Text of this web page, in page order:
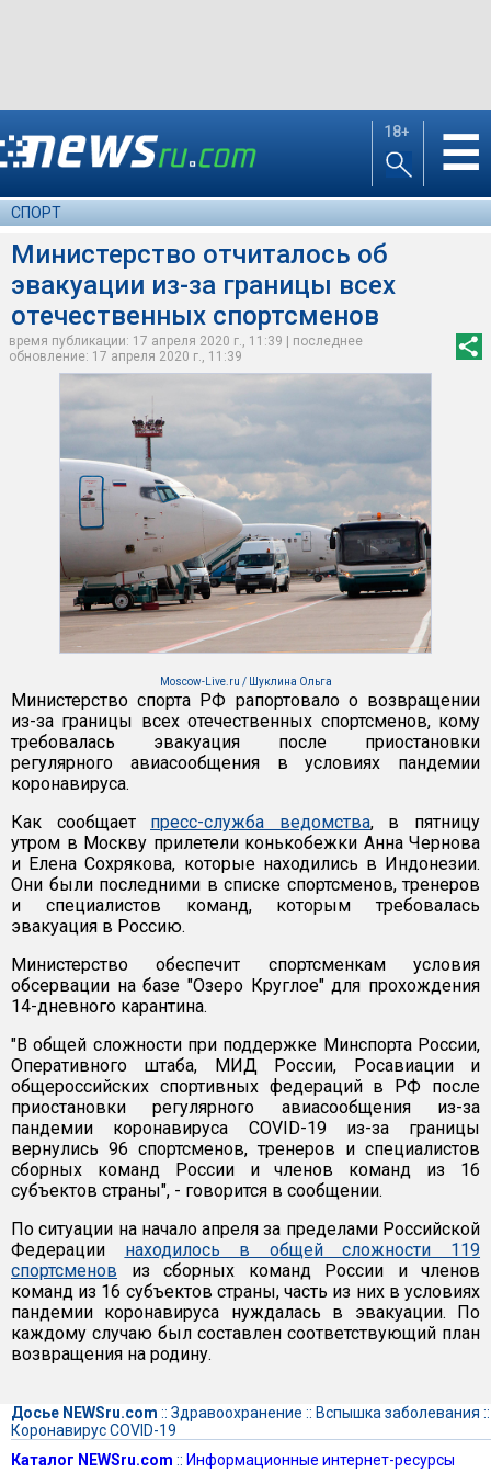
18+ ☰
СПОРТ
Министерство отчиталось об
эвакуации из-за границы всех
отечественных спортсменов
время публикации: 17 апреля 2020 г., 11:39 | последнее
обновление: 17 апреля 2020 г., 11:39
Moscow-Live.ru / Шуклина Ольга
Министерство спорта РФ рапортовало о возвращении
из-за границы всех отечественных спортсменов, кому
требовалась эвакуация после приостановки
регулярного авиасообщения в условиях пандемии
коронавируса.
Как сообщает пресс-служба ведомства, в пятницу
утром в Москву прилетели конькобежки Анна Чернова
и Елена Сохрякова, которые находились в Индонезии.
Они были последними в списке спортсменов, тренеров
и специалистов команд, которым требовалась
эвакуация в Россию.
Министерство обеспечит спортсменкам условия
обсервации на базе "Озеро Круглое" для прохождения
14-дневного карантина.
"В общей сложности при поддержке Минспорта России,
Оперативного штаба, МИД России, Росавиации и
общероссийских спортивных федераций в РФ после
приостановки регулярного авиасообщения из-за
пандемии коронавируса COVID-19 из-за границы
вернулись 96 спортсменов, тренеров и специалистов
сборных команд России и членов команд из 16
субъектов страны", - говорится в сообщении.
По ситуации на начало апреля за пределами Российской
Федерации находилось в общей сложности 119
спортсменов из сборных команд России и членов
команд из 16 субъектов страны, часть из них в условиях
пандемии коронавируса нуждалась в эвакуации. По
каждому случаю был составлен соответствующий план
возвращения на родину.
Досье NEWSru.com :: Здравоохранение :: Вспышка заболевания ::
Коронавирус COVID-19
Каталог NEWSru.com :: Информационные интернет-ресурсы